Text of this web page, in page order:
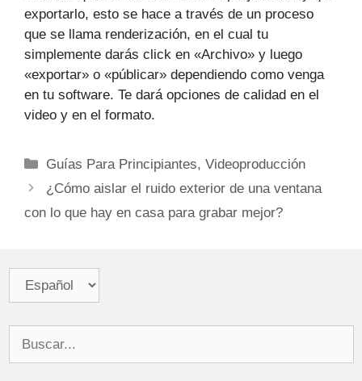
exportarlo, esto se hace a través de un proceso
que se llama renderización, en el cual tu
simplemente darás click en «Archivo» y luego
«exportar» o «públicar» dependiendo como venga
en tu software. Te dará opciones de calidad en el
video y en el formato.
Categorías
Guías Para Principiantes,Videoproducción
Navegación
de
¿Cómo aislar el ruido exterior de una ventana
con lo que hay en casa para grabar mejor?
Elegir